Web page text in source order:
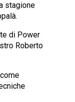
stagione
di Power
Roberto